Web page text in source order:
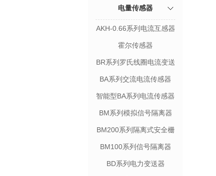
电量传感器
AKH-0.66系列电流互感器
霍尔传感器
BR系列罗氏线圈电流变送
器
BA系列交流电流传感器
智能型BA系列电流传感器
BM系列模拟信号隔离器
BM200系列隔离式安全栅
BM100系列信号隔离器
BD系列电力变送器